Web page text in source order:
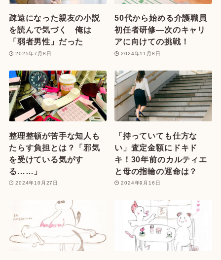
疎遠になった親友の小説
を読んで気づく 俺は
「弱者男性」だった
2025年7月8日
50代から始める介護職員
初任者研修—次のキャリ
アに向けての挑戦！
2024年11月8日
整理整頓が苦手な知人も
たらす負担とは？「邪気
を受けている気がす
る……」
2024年10月27日
「持っていても仕方な
い」査定金額にドキド
キ！30年前のカルティエ
と母の指輪の運命は？
2024年9月16日